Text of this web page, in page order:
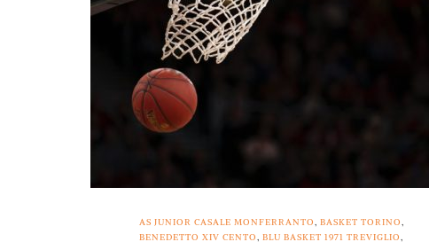
AS JUNIOR CASALE MONFERRANTO, BASKET TORINO,
BENEDETTO XIV CENTO,BLU BASKET 1971 TREVIGLIO,